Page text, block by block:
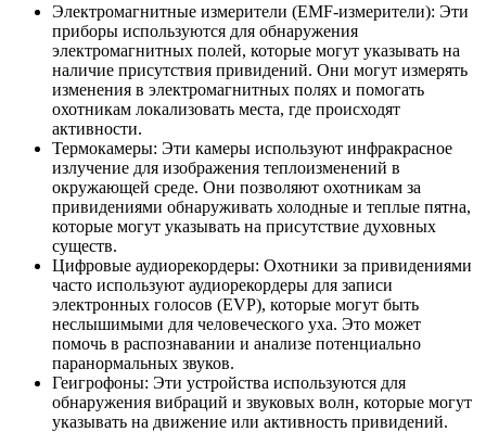
Электромагнитные измерители (EMF-измерители): Эти
приборы используются для обнаружения
электромагнитных полей, которые могут указывать на
наличие присутствия привидений. Они могут измерять
изменения в электромагнитных полях и помогать
охотникам локализовать места, где происходят
активности.
Термокамеры: Эти камеры используют инфракрасное
излучение для изображения теплоизменений в
окружающей среде. Они позволяют охотникам за
привидениями обнаруживать холодные и теплые пятна,
которые могут указывать на присутствие духовных
существ.
Цифровые аудиорекордеры: Охотники за привидениями
часто используют аудиорекордеры для записи
электронных голосов (EVP), которые могут быть
неслышимыми для человеческого уха. Это может
помочь в распознавании и анализе потенциально
паранормальных звуков.
Геигрофоны: Эти устройства используются для
обнаружения вибраций и звуковых волн, которые могут
указывать на движение или активность привидений.